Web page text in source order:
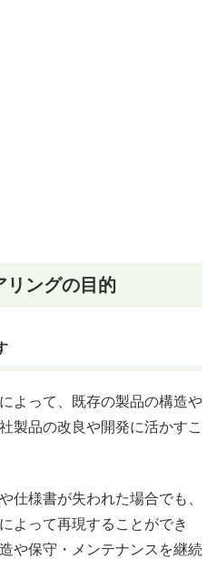
リングの目的
よって、既存の製品の構造や
製品の改良や開発に活かすこ
仕様書が失われた場合でも、
よって再現することができ
や保守・メンテナンスを継続